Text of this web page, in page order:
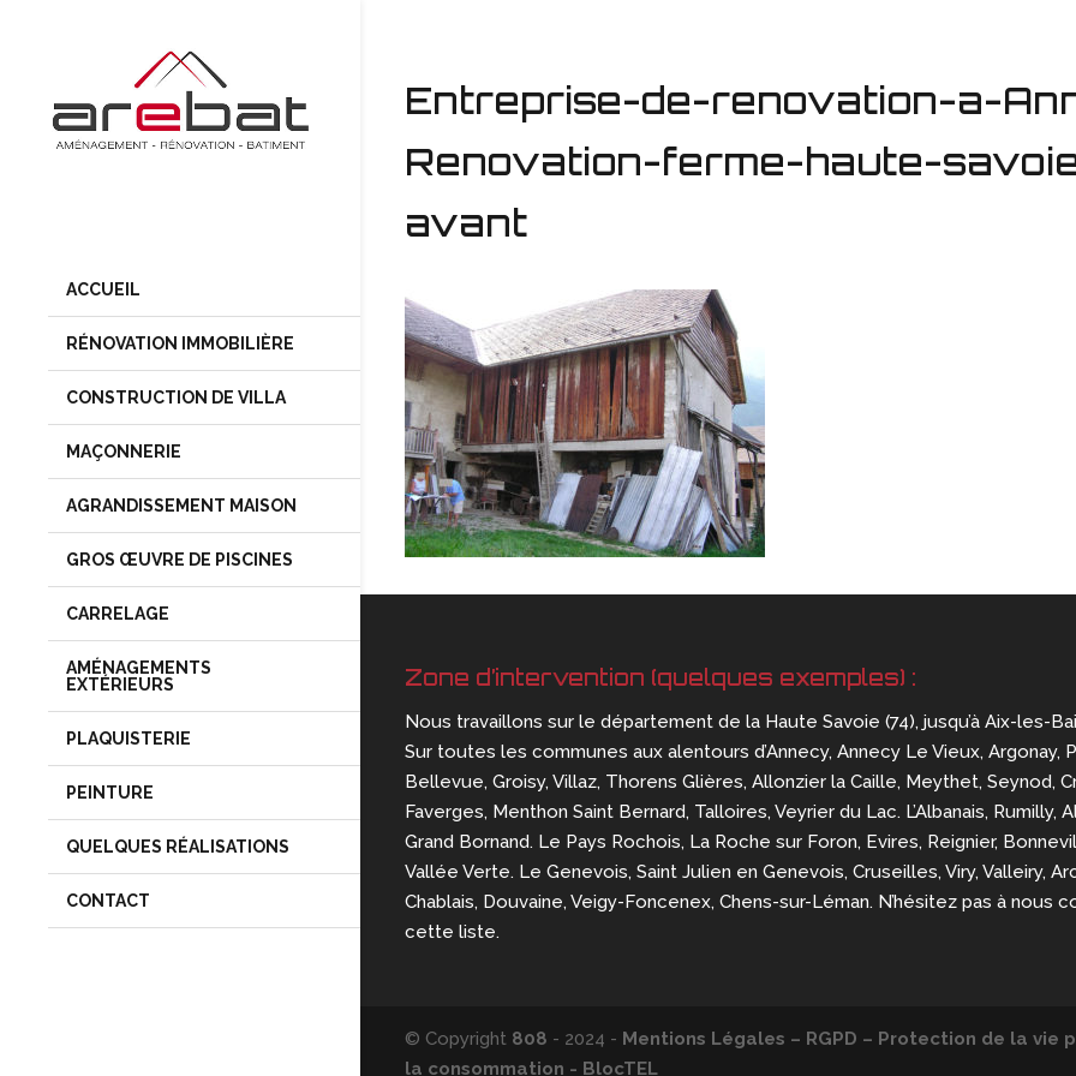
ACCUEIL
RÉNOVATION IMMOBILIÈRE
CONSTRUCTION DE VILLA
MAÇONNERIE
AGRANDISSEMENT MAISON
GROS ŒUVRE DE PISCINES
CARRELAGE
AMÉNAGEMENTS
EXTÉRIEURS
PLAQUISTERIE
PEINTURE
QUELQUES RÉALISATIONS
CONTACT
Entreprise-de-renovation-a-
Renovation-ferme-haute-
avant
Zone d’intervention (quelques exemples) :
Nous travaillons sur le département de la Haute Savoie (74), jusqu’à Aix-les-
Sur toutes les communes aux alentours d’Annecy, Annecy Le Vieux, Argonay,
Bellevue, Groisy, Villaz, Thorens Glières, Allonzier la Caille, Meythet, Seynod,
Faverges, Menthon Saint Bernard, Talloires, Veyrier du Lac. L’Albanais, Rumilly,
Grand Bornand. Le Pays Rochois, La Roche sur Foron, Evires, Reignier,
Vallée Verte. Le Genevois, Saint Julien en Genevois, Cruseilles, Viry, Valleiry,
Chablais, Douvaine, Veigy-Foncenex, Chens-sur-Léman. N’hésitez pas à nous
cette liste.
© Copyright 808 - 2024 - Mentions Légales – RGPD – Protection de la
la consommation - BlocTEL